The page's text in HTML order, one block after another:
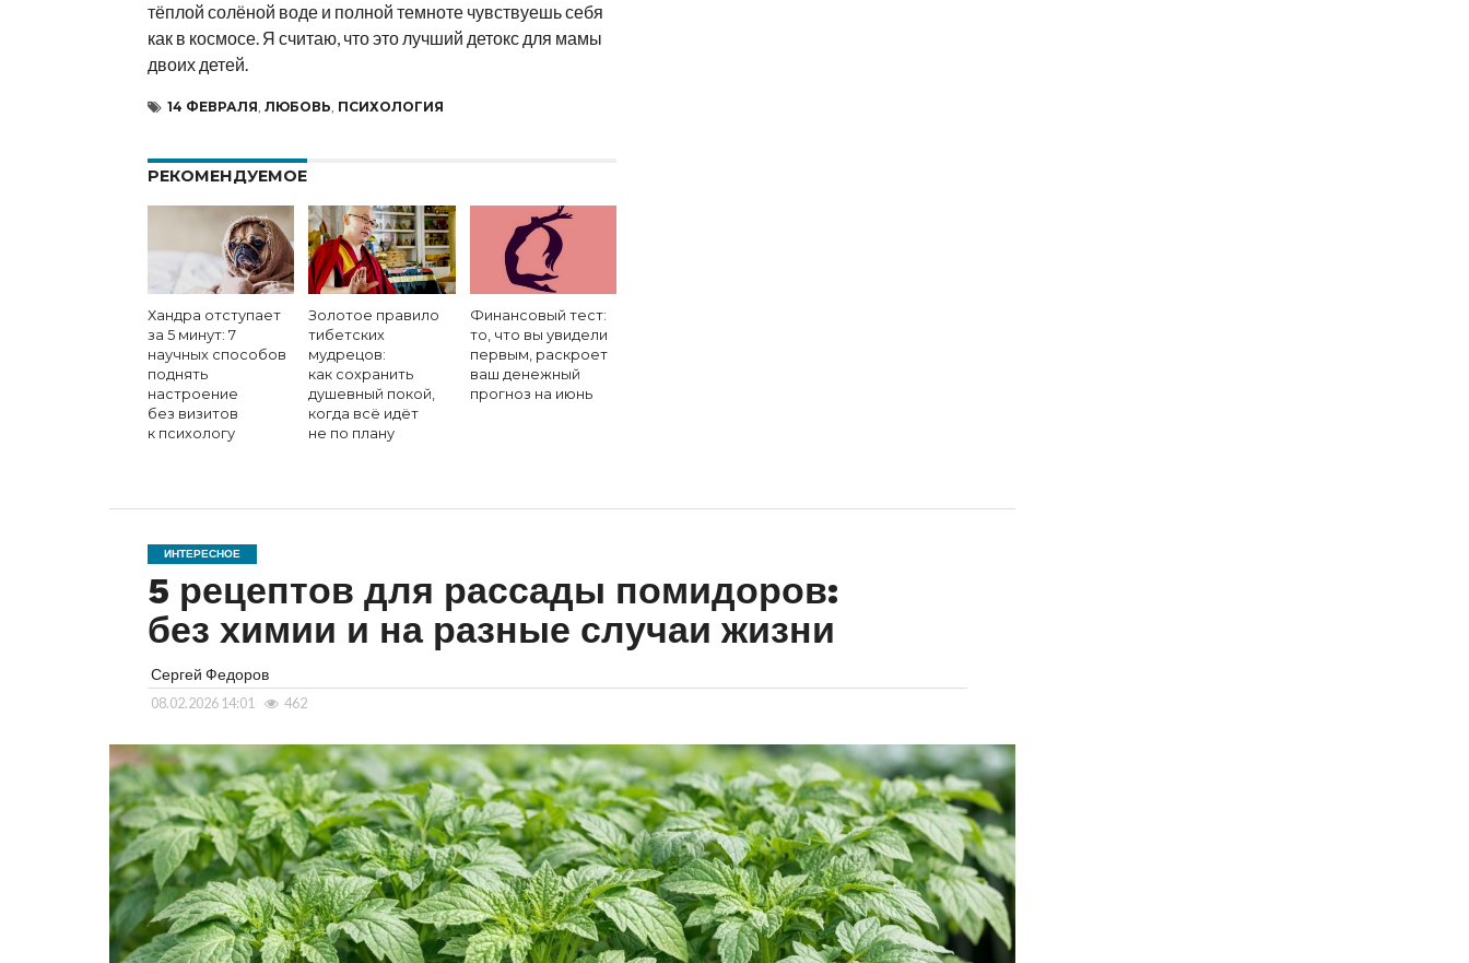
тёплой солёной воде и полной темноте чувствуешь себя
как в космосе. Я считаю, что это лучший детокс для мамы
двоих детей.
14 ФЕВРАЛЯ, ЛЮБОВЬ, ПСИХОЛОГИЯ
РЕКОМЕНДУЕМОЕ
Хандра отступает
за 5 минут: 7
научных способов
поднять
настроение
без визитов
к психологу
Золотое правило
тибетских
мудрецов:
как сохранить
душевный покой,
когда всё идёт
не по плану
Финансовый тест:
то, что вы увидели
первым, раскроет
ваш денежный
прогноз на июнь
ИНТЕРЕСНОЕ
5 рецептов для рассады помидоров:
без химии и на разные случаи жизни
Сергей Федоров
08.02.2026 14:01 462